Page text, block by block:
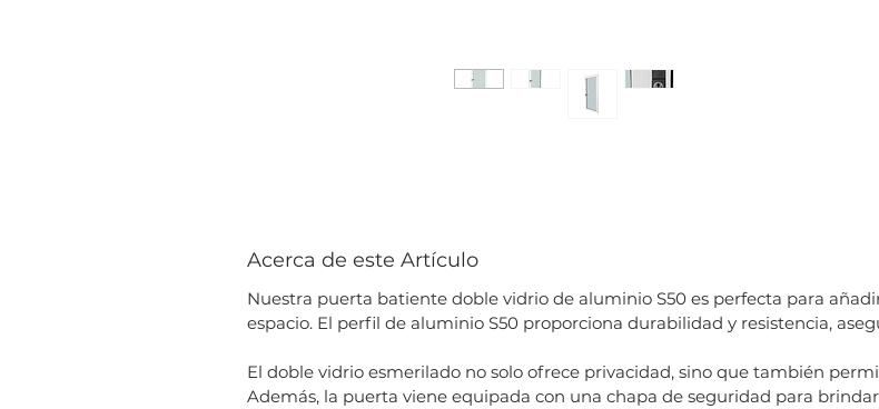
Acerca de este Artículo
Nuestra puerta batiente doble vidrio de aluminio S50 es perfecta para
espacio. El perfil de aluminio S50 proporciona durabilidad y resistencia,
El doble vidrio esmerilado no solo ofrece privacidad, sino que también
Además, la puerta viene equipada con una chapa de seguridad para